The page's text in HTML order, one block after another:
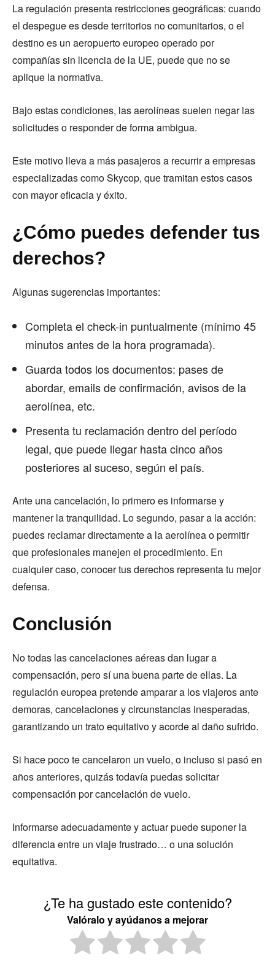
La regulación presenta restricciones geográficas: cuando
el despegue es desde territorios no comunitarios, o el
destino es un aeropuerto europeo operado por
compañías sin licencia de la UE, puede que no se
aplique la normativa.
Bajo estas condiciones, las aerolíneas suelen negar las
solicitudes o responder de forma ambigua.
Este motivo lleva a más pasajeros a recurrir a empresas
especializadas como Skycop, que tramitan estos casos
con mayor eficacia y éxito.
¿Cómo puedes defender tus
derechos?
Algunas sugerencias importantes:
Completa el check-in puntualmente (mínimo 45
minutos antes de la hora programada).
Guarda todos los documentos: pases de
abordar, emails de confirmación, avisos de la
aerolínea, etc.
Presenta tu reclamación dentro del período
legal, que puede llegar hasta cinco años
posteriores al suceso, según el país.
Ante una cancelación, lo primero es informarse y
mantener la tranquilidad. Lo segundo, pasar a la acción:
puedes reclamar directamente a la aerolínea o permitir
que profesionales manejen el procedimiento. En
cualquier caso, conocer tus derechos representa tu mejor
defensa.
Conclusión
No todas las cancelaciones aéreas dan lugar a
compensación, pero sí una buena parte de ellas. La
regulación europea pretende amparar a los viajeros ante
demoras, cancelaciones y circunstancias inesperadas,
garantizando un trato equitativo y acorde al daño sufrido.
Si hace poco te cancelaron un vuelo, o incluso si pasó en
años anteriores, quizás todavía puedas solicitar
compensación por cancelación de vuelo.
Informarse adecuadamente y actuar puede suponer la
diferencia entre un viaje frustrado… o una solución
equitativa.
¿Te ha gustado este contenido?
Valóralo y ayúdanos a mejorar